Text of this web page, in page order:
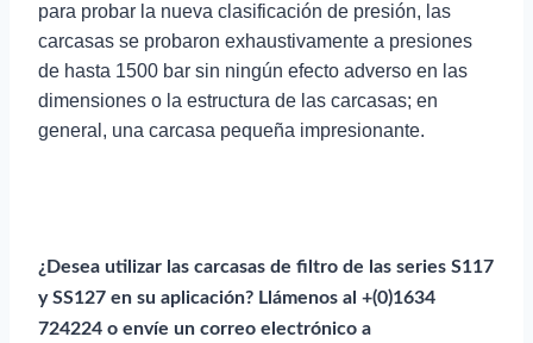
para probar la nueva clasificación de presión, las
carcasas se probaron exhaustivamente a presiones
de hasta 1500 bar sin ningún efecto adverso en las
dimensiones o la estructura de las carcasas; en
general, una carcasa pequeña impresionante.
¿Desea utilizar las carcasas de filtro de las series S117
y SS127 en su aplicación? Llámenos al +(0)1634
724224 o envíe un correo electrónico a